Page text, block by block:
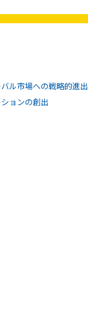
ル市場への戦略的進出
ョンの創出